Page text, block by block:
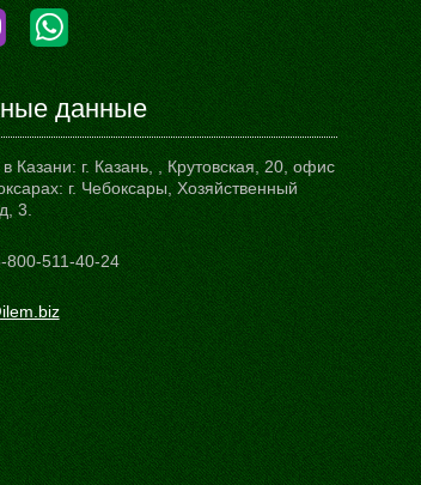
данные
Казани: г. Казань,,Крутовская, 20, офис
г. Чебоксары, Хозяйственный
3.
800-511-40-24